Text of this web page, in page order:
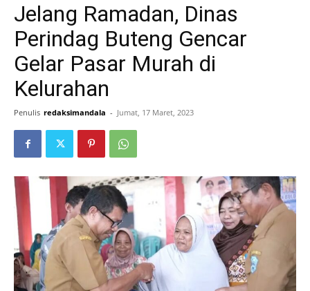
Jelang Ramadan, Dinas
Perindag Buteng Gencar
Gelar Pasar Murah di
Kelurahan
Penulis redaksimandala - Jumat, 17 Maret, 2023